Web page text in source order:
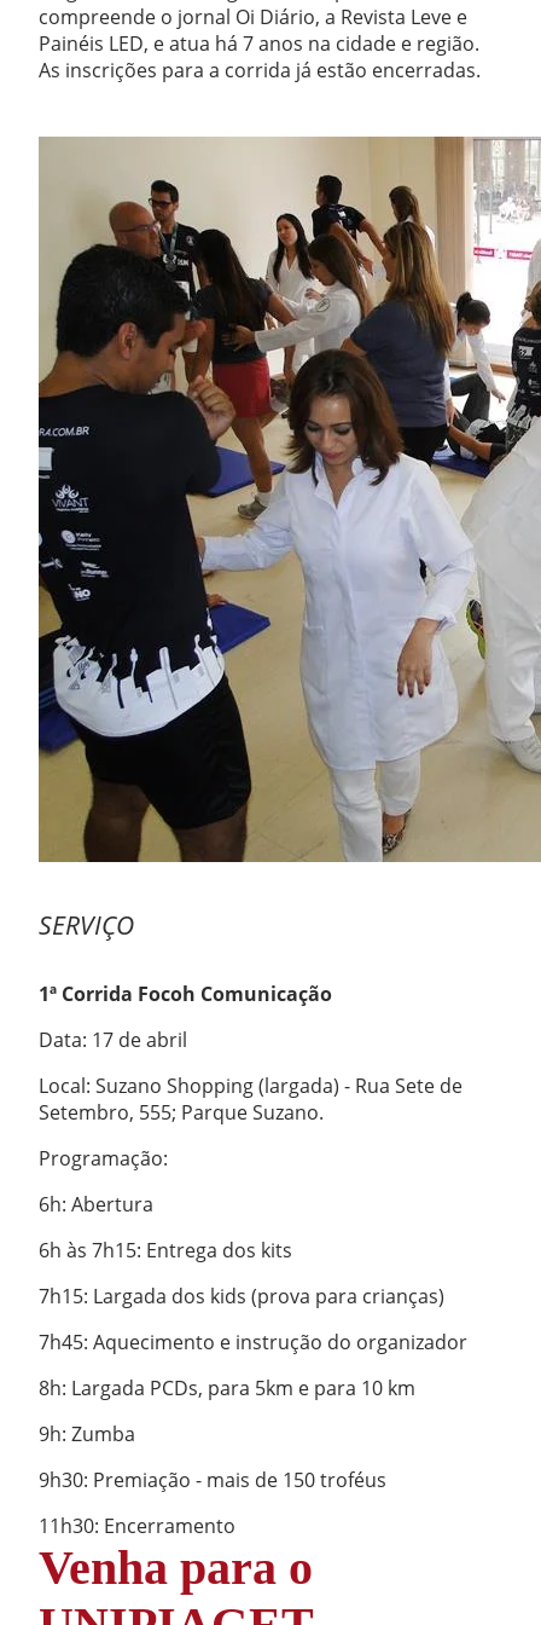
compreende o jornal Oi Diário, a Revista Leve e
Painéis LED, e atua há 7 anos na cidade e região.
As inscrições para a corrida já estão encerradas.
SERVIÇO
1ª Corrida Focoh Comunicação
Data: 17 de abril
Local: Suzano Shopping (largada) - Rua Sete de
Setembro, 555; Parque Suzano.
Programação:
6h: Abertura
6h às 7h15: Entrega dos kits
7h15: Largada dos kids (prova para crianças)
7h45: Aquecimento e instrução do organizador
8h: Largada PCDs, para 5km e para 10 km
9h: Zumba
9h30: Premiação - mais de 150 troféus
11h30: Encerramento
Venha para o